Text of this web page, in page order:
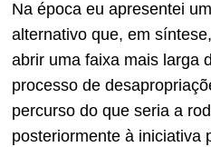
Na época eu apresentei
alternativo que, em
abrir uma faixa mais larga
processo de
percurso do que seria a
posteriormente à iniciativa